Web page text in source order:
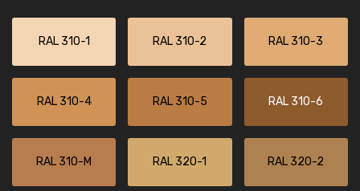
RAL 310-1 RAL 310-2 RAL 310-3
RAL 310-4 RAL 310-5 RAL 310-6
RAL 310-M RAL 320-1 RAL 320-2